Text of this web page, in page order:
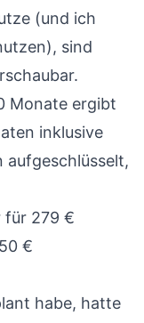
(und ich
sind
Monate ergibt
inklusive
aufgeschlüsselt,
für 279 €
€
habe, hatte